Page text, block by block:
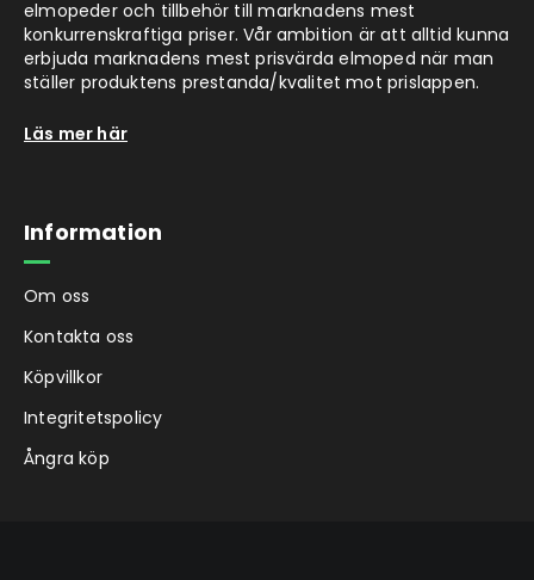
elmopeder och tillbehör till marknadens mest
konkurrenskraftiga priser. Vår ambition är att alltid kunna
erbjuda marknadens mest prisvärda elmoped när man
ställer produktens prestanda/kvalitet mot prislappen.
Läs mer här
Information
Om oss
Kontakta oss
Köpvillkor
Integritetspolicy
Ångra köp